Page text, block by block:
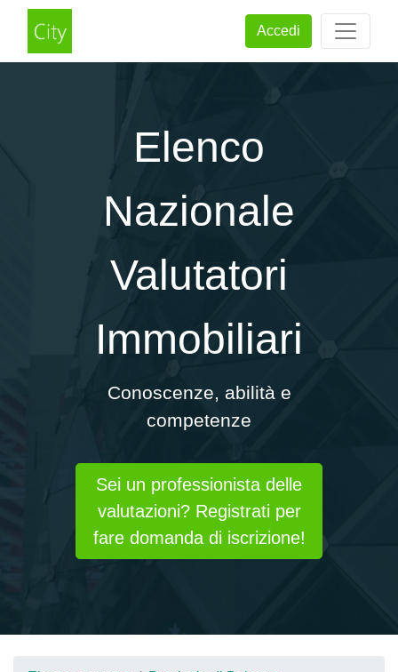
Accedi
Elenco
Nazionale
Valutatori
Immobiliari
Conoscenze, abilità e
competenze
Sei un professionista delle
valutazioni? Registrati per
fare domanda di iscrizione!